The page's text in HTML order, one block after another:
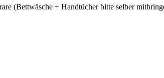
(Bettwäsche + Handtücher bitte selber